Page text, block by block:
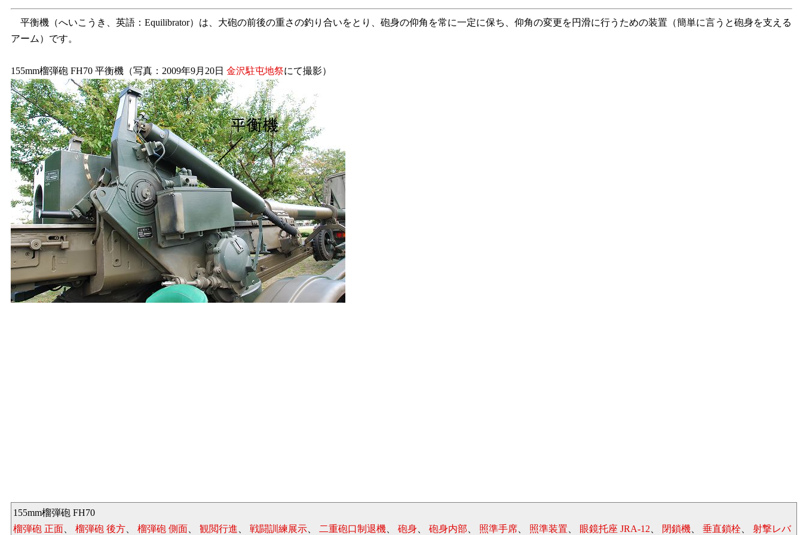
平衡機（へいこうき、英語：Equilibrator）は、大砲の前後の重さの釣り合いをとり、砲身の仰角を常に一定に保ち、仰角の変更を円滑に行うための装置（簡単に言うと砲身を支える
アーム）です。
155mm榴弾砲 FH70 平衡機（写真：2009年9月20日 金沢駐屯地祭にて撮影）
155mm榴弾砲 FH70
榴弾砲 正面、 榴弾砲 後方、 榴弾砲 側面、 観閲行進、 戦闘訓練展示、 二重砲口制退機、 砲身、 砲身内部、 照準手席、 照準装置、 眼鏡托座 JRA-12、 閉鎖機、 垂直鎖栓、 射撃レバ